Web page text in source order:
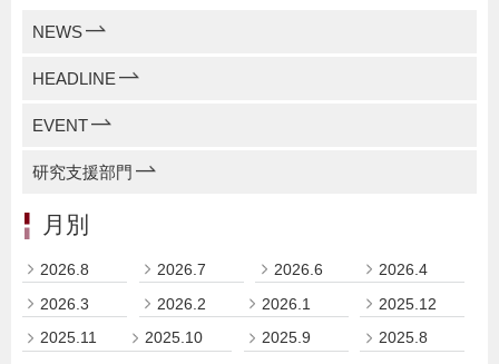
NEWS
HEADLINE
EVENT
研究支援部門
月別
2026.8 2026.7 2026.6
2026.4
2026.3
2026.2 2026.1
2025.12
2025.11
2025.10 2025.9
2025.8